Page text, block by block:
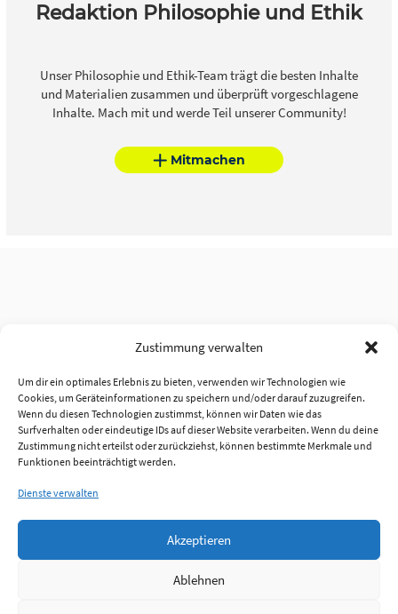
Zustimmung verwalten
Um dir ein optimales Erlebnis zu bieten, verwenden wir Technologien wie
Cookies, um Geräteinformationen zu speichern und/oder darauf zuzugreifen.
Wenn du diesen Technologien zustimmst, können wir Daten wie das
Surfverhalten oder eindeutige IDs auf dieser Website verarbeiten. Wenn du deine
Zustimmung nicht erteilst oder zurückziehst, können bestimmte Merkmale und
Funktionen beeinträchtigt werden.
Dienste verwalten
Akzeptieren
Ablehnen
Redaktion Philosophie und Ethik
Unser Philosophie und Ethik-Team trägt die besten Inhalte
und Materialien zusammen und überprüft vorgeschlagene
Inhalte. Mach mit und werde Teil unserer Community!
Mitmachen